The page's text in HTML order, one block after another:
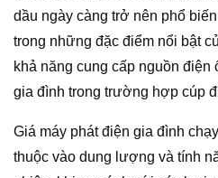
dầu ngày càng trở nên phổ
trong những đặc điểm nổi bật
khả năng cung cấp nguồn điện
gia đình trong trường hợp cúp
Giá máy phát điện gia đình
thuộc vào dung lượng và tính